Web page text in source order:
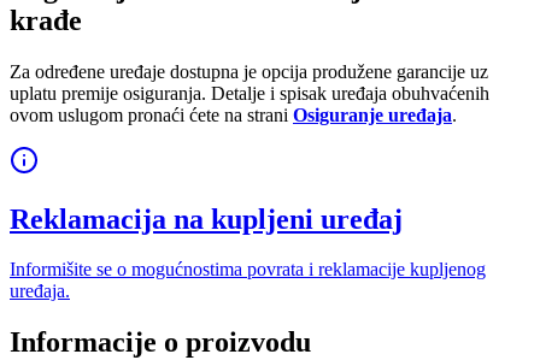
krađe
Za određene uređaje dostupna je opcija produžene garancije uz
uplatu premije osiguranja. Detalje i spisak uređaja obuhvaćenih
ovom uslugom pronaći ćete na strani Osiguranje uređaja.
Reklamacija na kupljeni uređaj
Informišite se o mogućnostima povrata i reklamacije kupljenog
uređaja.
Informacije o proizvodu